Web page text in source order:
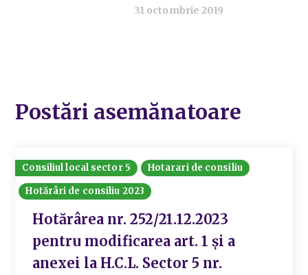
31 octombrie 2019
Postări asemănatoare
Consiliul local sector 5
Hotarari de consiliu
Hotărâri de consiliu 2023
Hotărârea nr. 252/21.12.2023
pentru modificarea art. 1 și a
anexei la H.C.L. Sector 5 nr.